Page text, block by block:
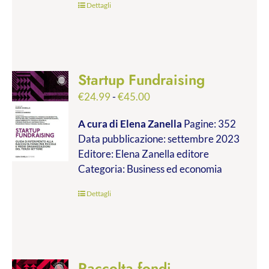
Dettagli
Startup Fundraising
€24.99-€45.00Fascia
prezzo:
da
€24.99
a
A cura di Elena Zanella Pagine: 352
Data pubblicazione: settembre 2023
Editore: Elena Zanella editore
Categoria: Business ed economia
Dettagli